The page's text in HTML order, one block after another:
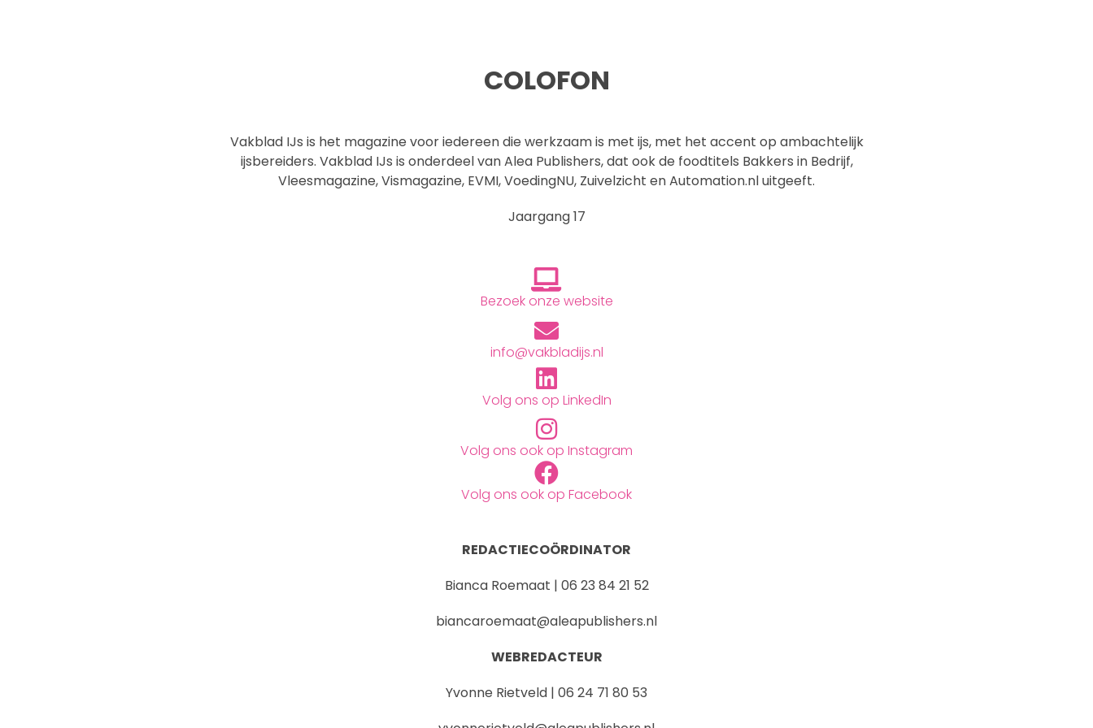
COLOFON
Vakblad IJs is het magazine voor iedereen die werkzaam is met ijs, met het accent op ambachtelijk
ijsbereiders. Vakblad IJs is onderdeel van Alea Publishers, dat ook de foodtitels Bakkers in Bedrijf,
Vleesmagazine, Vismagazine, EVMI, VoedingNU, Zuivelzicht en Automation.nl uitgeeft.
Jaargang 17
Bezoek onze website
info@vakbladijs.nl
Volg ons op LinkedIn
Volg ons ook op Instagram
Volg ons ook op Facebook
REDACTIECOÖRDINATOR
Bianca Roemaat | 06 23 84 21 52
biancaroemaat@aleapublishers.nl
WEBREDACTEUR
Yvonne Rietveld | 06 24 71 80 53